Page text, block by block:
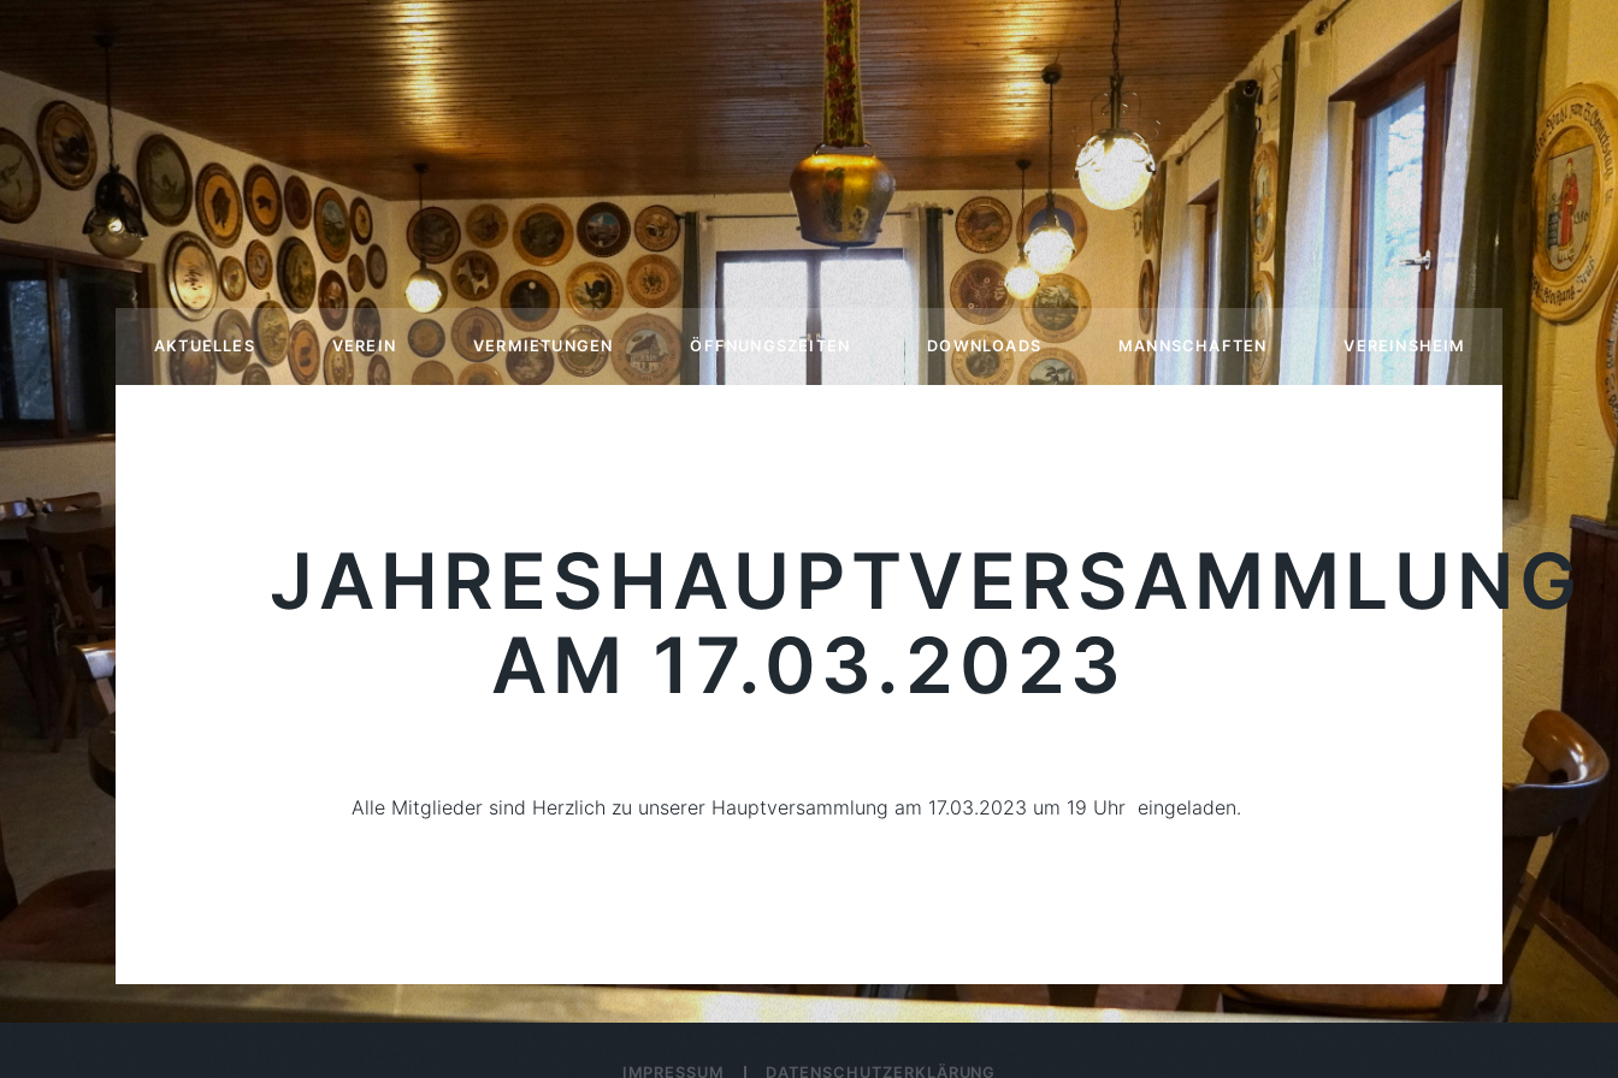
AKTUELLES VEREIN VERMIETUNGEN ÖFFNUNGSZEITEN DOWNLOADS MANNSCHAFTEN VEREINSHEIM
JAHRESHAUPTVERSAMMLUNG
AM 17.03.2023
Alle Mitglieder sind Herzlich zu unserer Hauptversammlung am 17.03.2023 um 19 Uhr eingeladen.
IMPRESSUM DATENSCHUTZERKLÄRUNG